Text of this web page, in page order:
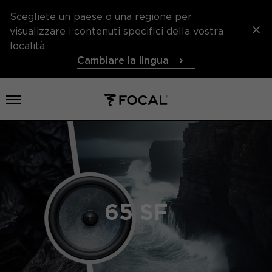
Scegliete un paese o una regione per
visualizzare i contenuti specifici della vostra
località.
Cambiare la lingua
Aprire il menu
65 SF